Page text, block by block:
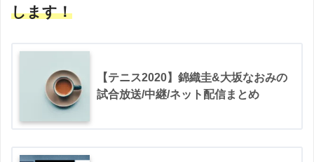
します！
【テニス2020】錦織圭&大坂なおみの
試合放送/中継/ネット配信まとめ